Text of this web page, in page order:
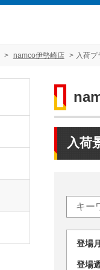
namco伊勢崎店 入荷プ
入荷
登
登